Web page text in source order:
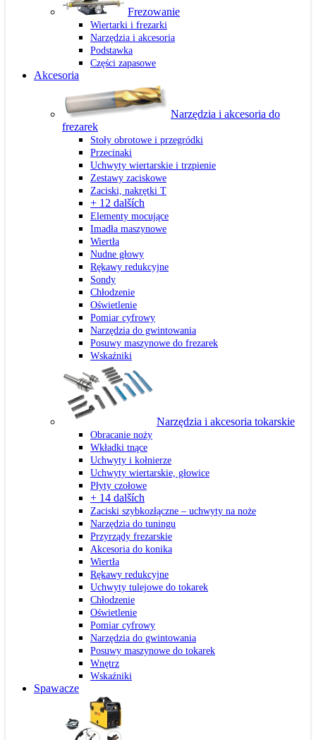
Frezowanie
Wiertarki i frezarki
Narzędzia i akcesoria
Podstawka
Części zapasowe
Akcesoria
Narzędzia i akcesoria do
frezarek
Stoły obrotowe i przegródki
Przecinaki
Uchwyty wiertarskie i trzpienie
Zestawy zaciskowe
Zaciski, nakrętki T
+ 12 dalších
Elementy mocujące
Imadła maszynowe
Wiertła
Nudne głowy
Rękawy redukcyjne
Sondy
Chłodzenie
Oświetlenie
Pomiar cyfrowy
Narzędzia do gwintowania
Posuwy maszynowe do frezarek
Wskaźniki
Narzędzia i akcesoria tokarskie
Obracanie noży
Wkładki tnące
Uchwyty i kołnierze
Uchwyty wiertarskie, głowice
Płyty czołowe
+ 14 dalších
Zaciski szybkozłączne – uchwyty na noże
Narzędzia do tuningu
Przyrządy frezarskie
Akcesoria do konika
Wiertła
Rękawy redukcyjne
Uchwyty tulejowe do tokarek
Chłodzenie
Oświetlenie
Pomiar cyfrowy
Narzędzia do gwintowania
Posuwy maszynowe do tokarek
Wnętrz
Wskaźniki
Spawacze